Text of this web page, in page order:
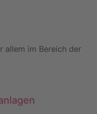
allem im Bereich der